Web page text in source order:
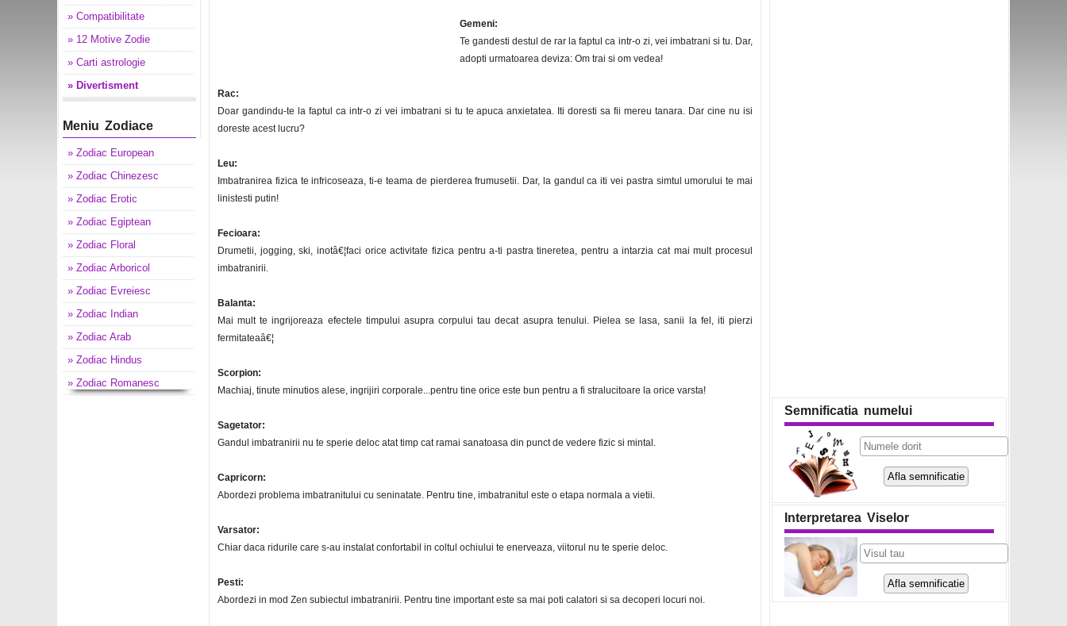
» Compatibilitate
» 12 Motive Zodie
» Carti astrologie
» Divertisment
Meniu Zodiace
» Zodiac European
» Zodiac Chinezesc
» Zodiac Erotic
» Zodiac Egiptean
» Zodiac Floral
» Zodiac Arboricol
» Zodiac Evreiesc
» Zodiac Indian
» Zodiac Arab
» Zodiac Hindus
» Zodiac Romanesc
Gemeni:
Te gandesti destul de rar la faptul ca intr-o zi, vei imbatrani si tu. Dar,
adopti urmatoarea deviza: Om trai si om vedea!
Rac:
Doar gandindu-te la faptul ca intr-o zi vei imbatrani si tu te apuca anxietatea. Iti doresti sa fii mereu tanara. Dar cine nu isi
doreste acest lucru?
Leu:
Imbatranirea fizica te infricoseaza, ti-e teama de pierderea frumusetii. Dar, la gandul ca iti vei pastra simtul umorului te mai
linistesti putin!
Fecioara:
Drumetii, jogging, ski, inotâ€¦faci orice activitate fizica pentru a-ti pastra tineretea, pentru a intarzia cat mai mult procesul
imbatranirii.
Balanta:
Mai mult te ingrijoreaza efectele timpului asupra corpului tau decat asupra tenului. Pielea se lasa, sanii la fel, iti pierzi
fermitateaâ€¦
Scorpion:
Machiaj, tinute minutios alese, ingrijiri corporale...pentru tine orice este bun pentru a fi stralucitoare la orice varsta!
Sagetator:
Gandul imbatranirii nu te sperie deloc atat timp cat ramai sanatoasa din punct de vedere fizic si mintal.
Capricorn:
Abordezi problema imbatranitului cu seninatate. Pentru tine, imbatranitul este o etapa normala a vietii.
Varsator:
Chiar daca ridurile care s-au instalat confortabil in coltul ochiului te enerveaza, viitorul nu te sperie deloc.
Pesti:
Abordezi in mod Zen subiectul imbatranirii. Pentru tine important este sa mai poti calatori si sa decoperi locuri noi.
Semnificatia numelui
Interpretarea Viselor